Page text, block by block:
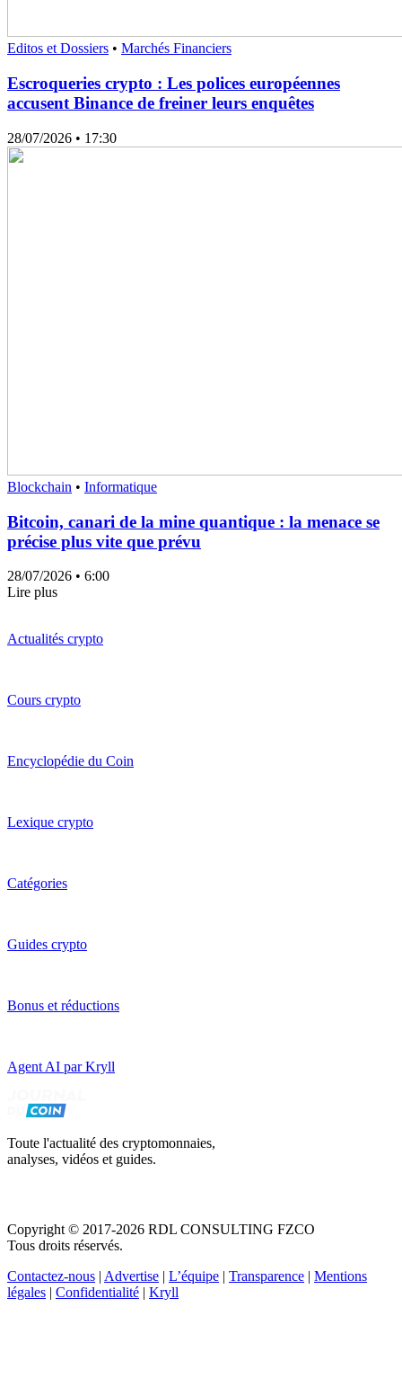
Editos et Dossiers • Marchés Financiers
Escroqueries crypto : Les polices européennes
accusent Binance de freiner leurs enquêtes
28/07/2026 • 17:30
Blockchain • Informatique
Bitcoin, canari de la mine quantique : la menace se
précise plus vite que prévu
28/07/2026 • 6:00
Lire plus
Actualités crypto
Cours crypto
Encyclopédie du Coin
Lexique crypto
Catégories
Guides crypto
Bonus et réductions
Agent AI par Kryll
Toute l'actualité des cryptomonnaies,
analyses, vidéos et guides.
Copyright © 2017-2026 RDL CONSULTING FZCO
Tous droits réservés.
Contactez-nous | Advertise | L’équipe | Transparence | Mentions
légales | Confidentialité | Kryll